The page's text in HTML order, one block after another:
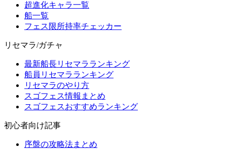
超進化キャラ一覧
船一覧
フェス限所持率チェッカー
リセマラ/ガチャ
最新船長リセマラランキング
船員リセマラランキング
リセマラのやり方
スゴフェス情報まとめ
スゴフェスおすすめランキング
初心者向け記事
序盤の攻略法まとめ